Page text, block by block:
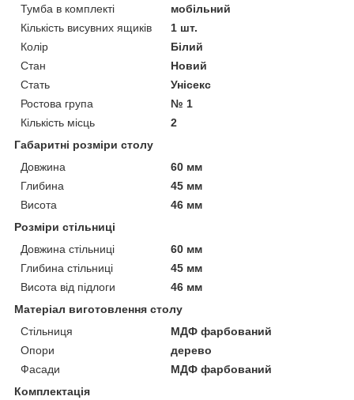
Тумба в комплекті
мобільний
Кількість висувних ящиків
1 шт.
Колір
Білий
Стан
Новий
Стать
Унісекс
Ростова група
№ 1
Кількість місць
2
Габаритні розміри столу
Довжина
60 мм
Глибина
45 мм
Висота
46 мм
Розміри стільниці
Довжина стільниці
60 мм
Глибина стільниці
45 мм
Висота від підлоги
46 мм
Матеріал виготовлення столу
Стільниця
МДФ фарбований
Опори
дерево
Фасади
МДФ фарбований
Комплектація